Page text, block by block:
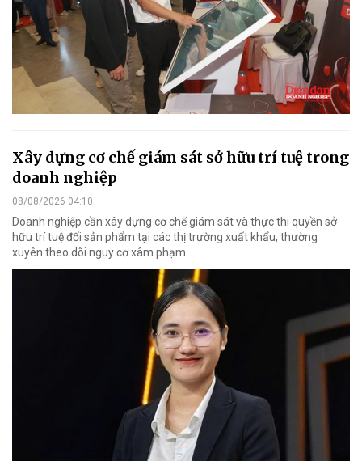
Xây dựng cơ chế giám sát sở hữu trí tuệ trong
doanh nghiệp
08/08/2026 04:10
Doanh nghiệp cần xây dựng cơ chế giám sát và thực thi quyền sở
hữu trí tuệ đối sản phẩm tại các thị trường xuất khẩu, thường
xuyên theo dõi nguy cơ xâm phạm.